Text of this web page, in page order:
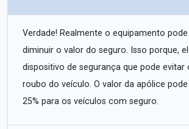
Verdade! Realmente o equipamento
diminuir o valor do seguro. Isso porque,
dispositivo de segurança que pode
roubo do veículo. O valor da apólice
25% para os veículos com seguro.